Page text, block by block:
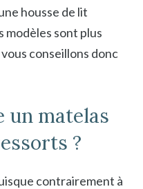
housse de lit
sont plus
conseillons donc
un matelas
?
contrairement à